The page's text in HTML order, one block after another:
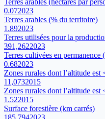
Terres arables (hectares par
0.072023
Terres arables (% du territoire)
1.892023
Terres utilisées pour la
391,2622023
Terres cultivées en permanence
0.682023
Zones rurales dont l’altitude est
11,0732015
Zones rurales dont l’altitude
1.522015
Surface forestière (km carrés)